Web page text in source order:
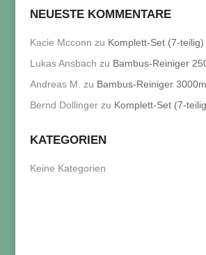
NEUESTE KOMMENTARE
Kacie Mcconn zu Komplett-Set (7-teilig)
Lukas Ansbach zu Bambus-Reiniger
Andreas M.
zu Bambus-Reiniger
Bernd Dollingerzu Komplett-Set (7-
KATEGORIEN
Keine Kategorien